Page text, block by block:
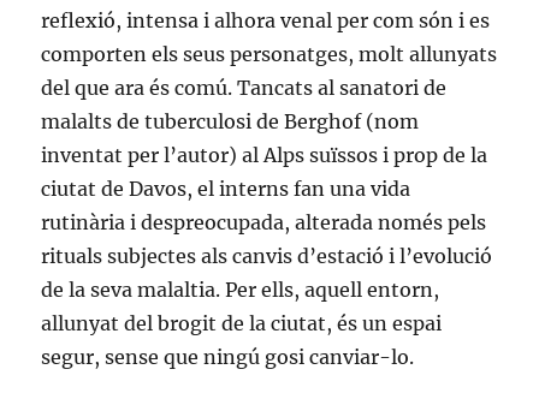
reflexió, intensa i alhora venal per com són i es
comporten els seus personatges, molt allunyats
del que ara és comú. Tancats al sanatori de
malalts de tuberculosi de Berghof (nom
inventat per l’autor) al Alps suïssos i prop de la
ciutat de Davos, el interns fan una vida
rutinària i despreocupada, alterada només pels
rituals subjectes als canvis d’estació i l’evolució
de la seva malaltia. Per ells, aquell entorn,
allunyat del brogit de la ciutat, és un espai
segur, sense que ningú gosi canviar-lo.